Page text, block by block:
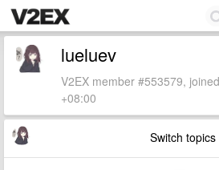
lueluev
V2EX member #553579,
+08:00
Switch topics